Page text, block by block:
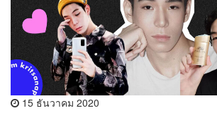
15 ธันวาคม 2020